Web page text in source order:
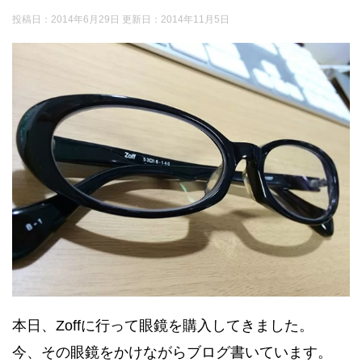
投稿日：2014年6月29日 更新日： 2014年11月5日
本日、Zoffに行って眼鏡を購入してきました。
今、その眼鏡をかけながらブログ書いています。